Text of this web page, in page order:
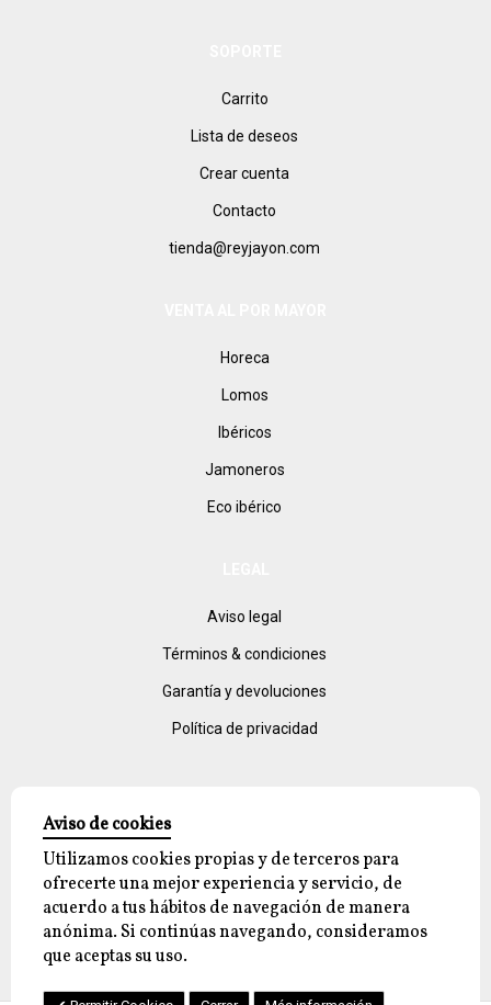
Carrito
Lista de deseos
Crear cuenta
Contacto
tienda@reyjayon.com
Horeca
Lomos
Ibéricos
Jamoneros
Eco ibérico
Aviso legal
Términos & condiciones
Garantía y devoluciones
Política de privacidad
© 2026 reyjayon.com, All Rights Reserved.
Aviso de cookies
Utilizamos cookies propias y de terceros para
ofrecerte una mejor experiencia y servicio, de
acuerdo a tus hábitos de navegación de manera
anónima. Si continúas navegando, consideramos
que aceptas su uso.